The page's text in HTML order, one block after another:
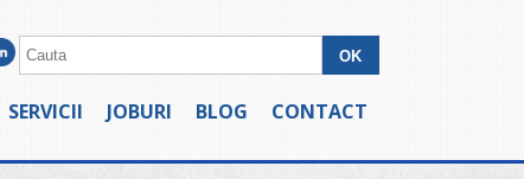
SERVICII JOBURI BLOG CONTACT